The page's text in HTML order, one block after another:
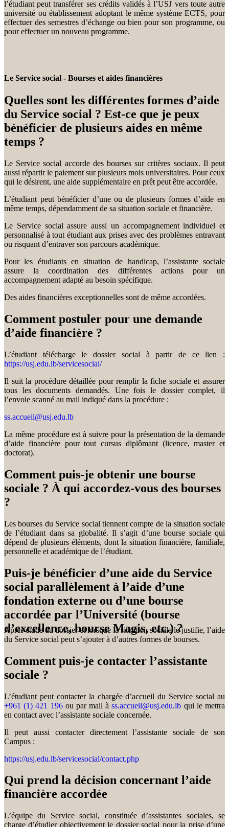
l’étudiant peut transférer ses crédits validés à l’USJ vers toute autre
université ou établissement adoptant le même système ECTS, pour
effectuer des semestres d’échange ou bien pour son programme, ou
pour effectuer un nouveau programme.
Le Service social - Bourses et aides financières
Quelles sont les différentes formes d’aide
du Service social ? Est-ce que je peux
bénéficier de plusieurs aides en même
temps ?
Le Service social accorde des bourses sur critères sociaux. Il peut
aussi répartir le paiement sur plusieurs mois universitaires. Pour ceux
qui le désirent, une aide supplémentaire en prêt peut être accordée.
L’étudiant peut bénéficier d’une ou de plusieurs formes d’aide en
même temps, dépendamment de sa situation sociale et financière.
Le Service social assure aussi un accompagnement individuel et
personnalisé à tout étudiant aux prises avec des problèmes entravant
ou risquant d’entraver son parcours académique.
Pour les étudiants en situation de handicap, l’assistante sociale
assure la coordination des différentes actions pour un
accompagnement adapté au besoin spécifique.
Des aides financières exceptionnelles sont de même accordées.
Comment postuler pour une demande
d’aide financière ?
L’étudiant télécharge le dossier social à partir de ce lien :
https://usj.edu.lb/servicesocial/
Il suit la procédure détaillée pour remplir la fiche sociale et assurer
tous les documents demandés. Une fois le dossier complet, il
l’envoie scanné au mail indiqué dans la procédure :
ss.accueil@usj.edu.lb
La même procédure est à suivre pour la présentation de la demande
d’aide financière pour tout cursus diplômant (licence, master et
doctorat).
Comment puis-je obtenir une bourse
sociale ? À qui accordez-vous des bourses
?
Les bourses du Service social tiennent compte de la situation sociale
de l’étudiant dans sa globalité. Il s’agit d’une bourse sociale qui
dépend de plusieurs éléments, dont la situation financière, familiale,
personnelle et académique de l’étudiant.
Puis-je bénéficier d’une aide du Service
social parallèlement à l’aide d’une
fondation externe ou d’une bourse
accordée par l’Université (bourse
d’excellence, bourse Magis, etc.) ?
Après étude du dossier et lorsque la situation sociale le justifie, l’aide
du Service social peut s’ajouter à d’autres formes de bourses.
Comment puis-je contacter l’assistante
sociale ?
L’étudiant peut contacter la chargée d’accueil du Service social au
+961 (1) 421 196ou par mail àss.accueil@usj.edu.lb qui le mettra
en contact avec l’assistante sociale concernée.
Il peut aussi contacter directement l’assistante sociale de son
Campus :
https://usj.edu.lb/servicesocial/contact.php
Qui prend la décision concernant l’aide
financière accordée
L’équipe du Service social, constituée d’assistantes sociales, se
charge d’étudier objectivement le dossier social pour la prise d’une